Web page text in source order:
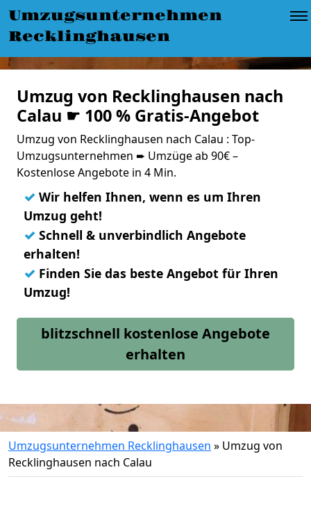
Umzugsunternehmen
Recklinghausen
Umzug von Recklinghausen nach
Calau ☛ 100 % Gratis-Angebot
Umzug von Recklinghausen nach Calau : Top-
Umzugsunternehmen ➨ Umzüge ab 90€ –
Kostenlose Angebote in 4 Min.
✓ Wir helfen Ihnen, wenn es um Ihren
Umzug geht!
✓ Schnell & unverbindlich Angebote
erhalten!
✓ Finden Sie das beste Angebot für Ihren
Umzug!
blitzschnell kostenlose Angebote
erhalten
Umzugsunternehmen Recklinghausen » Umzug von
Recklinghausen nach Calau